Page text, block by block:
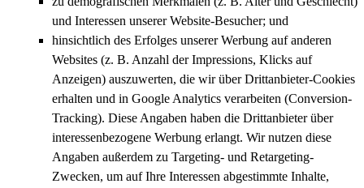
und Interessen unserer Website-Besucher; und
hinsichtlich des Erfolges unserer Werbung auf anderen
Websites (z. B. Anzahl der Impressions, Klicks auf
Anzeigen) auszuwerten, die wir über Drittanbieter-Cookies
erhalten und in Google Analytics verarbeiten (Conversion-
Tracking). Diese Angaben haben die Drittanbieter über
interessenbezogene Werbung erlangt. Wir nutzen diese
Angaben außerdem zu Targeting- und Retargeting-
Zwecken, um auf Ihre Interessen abgestimmte Inhalte,